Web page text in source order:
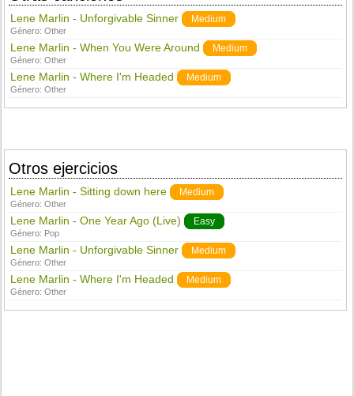
Lene Marlin - Unforgivable Sinner Medium
Género:Other
Lene Marlin - When You Were Around Medium
Género:Other
Lene Marlin - Where I'm Headed Medium
Género:Other
Otros ejercicios
Lene Marlin - Sitting down here Medium
Género:Other
Lene Marlin - One Year Ago (Live) Easy
Género: Pop
Lene Marlin - Unforgivable Sinner Medium
Género:Other
Lene Marlin - Where I'm Headed Medium
Género:Other